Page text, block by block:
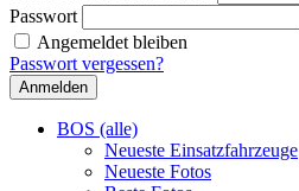
Passwort
Angemeldet bleiben
Passwort vergessen?
BOS (alle)
Neueste Einsatzfahrzeuge
Neueste Fotos